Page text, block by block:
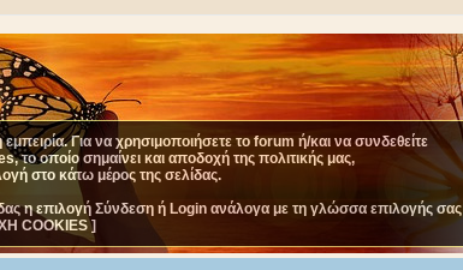
Για να χρησιμοποιήσετε το forum ή/και να συνδεθείτε
οποίο σημαίνει και αποδοχή της πολιτικής μας,
στο κάτω μέρος της σελίδας.
η επιλογή Σύνδεση ή Login ανάλογα με τη γλώσσα επιλογής σας
COOKIES ]